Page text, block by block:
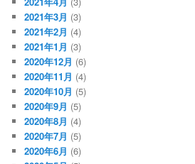
2021年3月 (3)
2021年2月 (4)
2021年1月 (3)
2020年12月 (6)
2020年11月 (4)
2020年10月 (5)
2020年9月 (5)
2020年8月 (4)
2020年7月 (5)
2020年6月 (6)